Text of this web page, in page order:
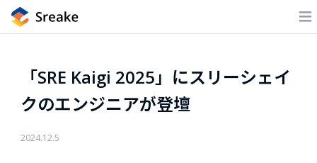
「SRE Kaigi 2025」にスリーシェイ
クのエンジニアが登壇
2024.12.5